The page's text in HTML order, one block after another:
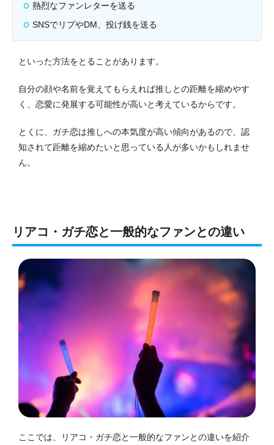
熱烈なファンレターを送る
SNSでリプやDM、投げ銭を送る
といった方法をとることがあります。
自分の顔や名前を覚えてもらえれば推しとの距離を縮めやす
く、恋愛に発展する可能性が高いと考えているからです。
とくに、ガチ恋は推しへの本気度が高い傾向があるので、認
知されて距離を縮めたいと思っている人が多いかもしれませ
ん。
リアコ・ガチ恋と一般的なファンとの違い
ここでは、リアコ・ガチ恋と一般的なファンとの違いを紹介